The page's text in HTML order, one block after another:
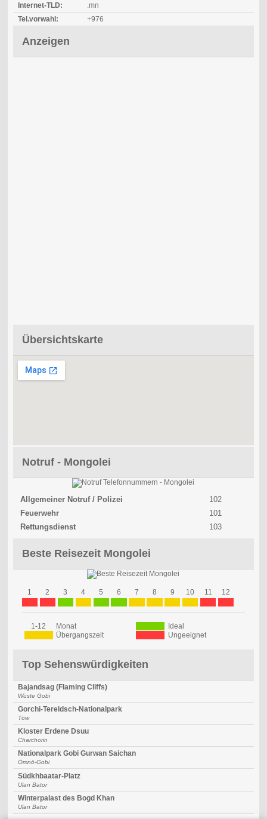
Internet-TLD:
.mn
Tel.vorwahl:
+976
Anzeigen
Übersichtskarte
Notruf - Mongolei
Allgemeiner Notruf / Polizei
102
Feuerwehr
101
Rettungsdienst
103
Beste Reisezeit Mongolei
1 2 3 4 5 6 7 8 9 10 11 12
1-12 Monat
Ideal
Übergangszeit
Ungeeignet
Top Sehenswürdigkeiten
Bajandsag (Flaming Cliffs)
Wüste Gobi
Gorchi-Tereldsch-Nationalpark
Töw
Kloster Erdene Dsuu
Charchorin
Nationalpark Gobi Gurwan Saichan
Ömnö-Gobi
Südkhbaatar-Platz
Ulan Bator
Winterpalast des Bogd Khan
Ulan Bator